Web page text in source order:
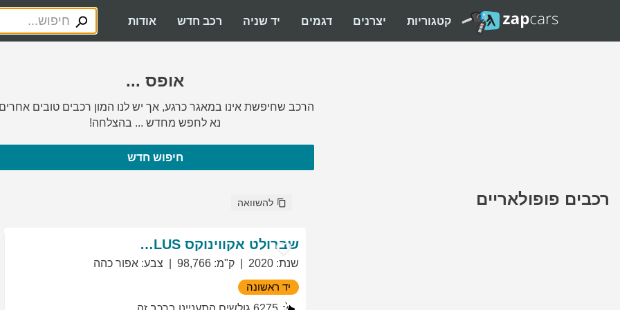
קטגוריות יצרנים דגמים יד שניה רכב חדש אודות
אופס ...
הרכב שחיפשת אינו במאגר כרגע, אך יש לנו המון רכבים טובים
נא לחפש מחדש ... בהצלחה!
חיפוש חדש
רכבים פופולאריים להשוואה
שברולט אקווינוקס LT PLUS
שנת:
2020 ק"מ:
98,766 צבע: אפור כהה
יד ראשונה